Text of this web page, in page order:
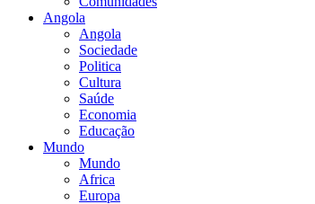
Angola
Angola
Sociedade
Politica
Cultura
Saúde
Economia
Educação
Mundo
Mundo
Africa
Europa